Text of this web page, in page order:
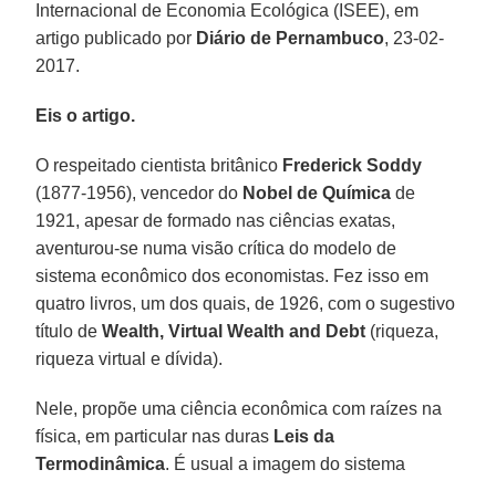
Internacional de Economia Ecológica (ISEE), em
artigo publicado por Diário de Pernambuco, 23-02-
2017.
Eis o artigo.
O respeitado cientista britânico Frederick Soddy
(1877-1956), vencedor do Nobel de Química de
1921, apesar de formado nas ciências exatas,
aventurou-se numa visão crítica do modelo de
sistema econômico dos economistas. Fez isso em
quatro livros, um dos quais, de 1926, com o sugestivo
título deWealth, Virtual Wealth and Debt (riqueza,
riqueza virtual e dívida).
Nele, propõe uma ciência econômica com raízes na
física, em particular nas duras Leis da
Termodinâmica. É usual a imagem do sistema